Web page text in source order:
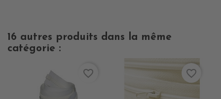
16 autres produits dans la même
catégorie :
favorite_border favorite_border